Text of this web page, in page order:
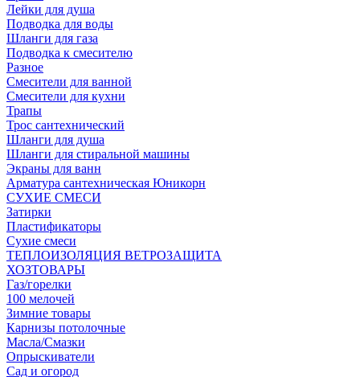
Лейки для душа
Подводка для воды
Шланги для газа
Подводка к смесителю
Разное
Смесители для ванной
Смесители для кухни
Трапы
Трос сантехнический
Шланги для душа
Шланги для стиральной машины
Экраны для ванн
Арматура сантехническая Юникорн
СУХИЕ СМЕСИ
Затирки
Пластификаторы
Сухие смеси
ТЕПЛОИЗОЛЯЦИЯ ВЕТРОЗАЩИТА
ХОЗТОВАРЫ
Газ/горелки
100 мелочей
Зимние товары
Карнизы потолочные
Масла/Смазки
Опрыскиватели
Сад и огород